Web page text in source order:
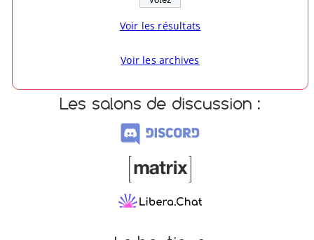
Voir les résultats
Voir les archives
Les salons de discussion :